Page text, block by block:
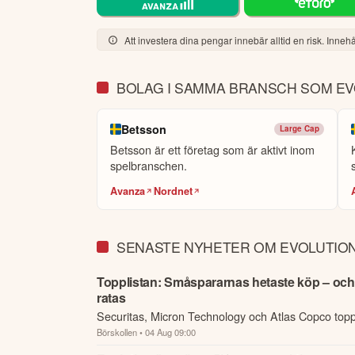
Avslutningsvis: Vägen är nästan aldrig rak,
gäller Evolution. Det är ett fantastiskt och roligt
Martin Carlesund, VD
Denna summering har tagits fram med hjälp
eller personlig rådgivning. Ta alltid del av
framtida avkastning.
Skulle du upptäcka fel
Att investera dina pengar innebär alltid en risk.
BOLAG I SAMMA BRANSCH SOM
Betsson Large Cap
Betsson är ett företag som är aktivt inom
spelbranschen.
Avanza Nordnet
SENASTE NYHETER OM
Topplistan: Småspararnas hetaste köp –
ratas
Securitas, Micron Technology och Atlas Copco
mest köpta aktierna hos Avanzas kunder just nu.
Börskollen• 04 Aug 09:00